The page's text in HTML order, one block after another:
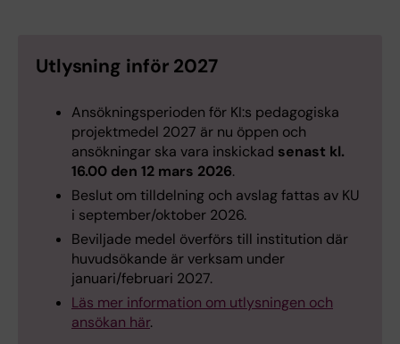
Utlysning inför 2027
Ansökningsperioden för KI:s pedagogiska
projektmedel 2027 är nu öppen och
ansökningar ska vara inskickad senast kl.
16.00 den 12 mars 2026.
Beslut om tilldelning och avslag fattas av KU
i september/oktober 2026.
Beviljade medel överförs till institution där
huvudsökande är verksam under
januari/februari 2027.
Läs mer information om utlysningen och
ansökan här.